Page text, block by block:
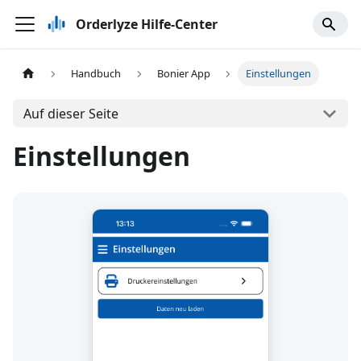
Orderlyze Hilfe-Center
Handbuch Bonier App Einstellungen
Auf dieser Seite
Einstellungen